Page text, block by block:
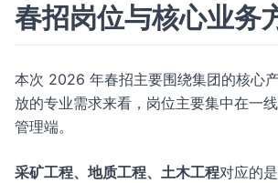
春招岗位与核心业务
本次 2026 年春招主要围绕集团的核心
放的专业需求来看，岗位主要集中在一
管理端。
采矿工程、地质工程、土木工程对应的